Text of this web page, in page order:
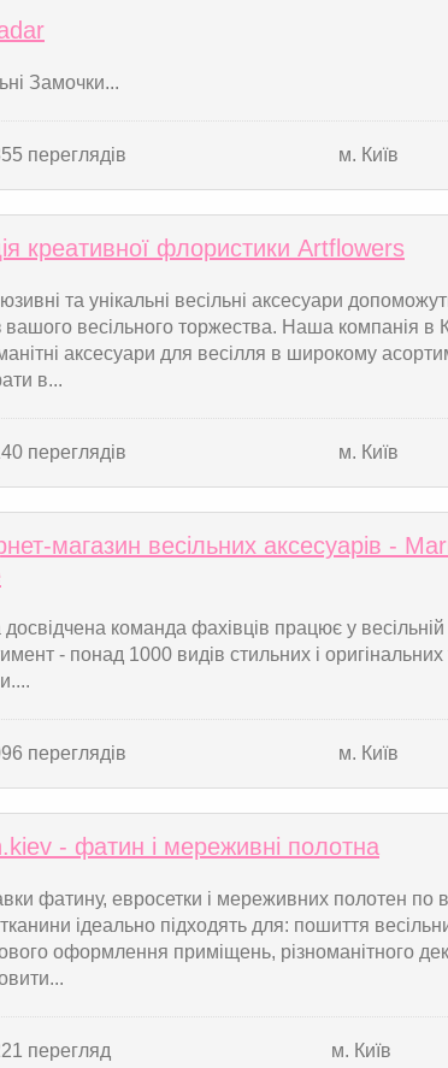
Замочки...
переглядів м. Київ
креативної флористики Artflowers
та унікальні весільні аксесуари
вашого весільного торжества. Наша компанія в
аксесуари для весілля в широкому
в...
переглядів м. Київ
магазин весільних аксесуарів -
команда фахівців працює у
- понад 1000 видів стильних і
переглядів м. Київ
- фатин і мереживні полотна
фатину, евросетки і мереживних полотен по
ідеально підходять для: пошиття
оформлення приміщень, різноманітного
перегляд м. Київ